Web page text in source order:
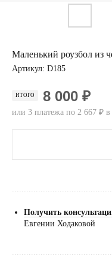
Маленький роузбол из
Артикул: D185
ИТОГО 8 000 ₽
или 3 платежа по 2 667 ₽ в
Получить
Евгении Ходаковой